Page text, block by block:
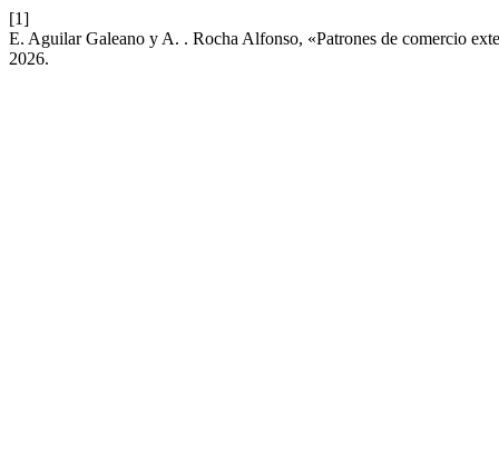
[1]
E. Aguilar Galeano y A. . Rocha Alfonso, «Patrones de comercio
2026.